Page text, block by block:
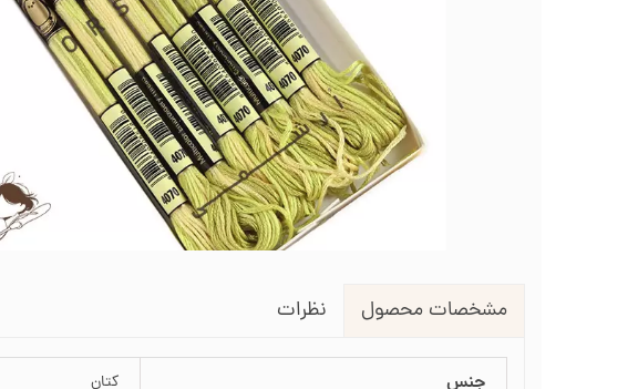
لوازم انتقال طرح روی پارچه
طرح خام نیدل پانچ
طرح گلدوزی
جعبه نظم دهنده
جاسوزنی و نگهدارنده سوزن
زیورآلات گلدوزی
قیچی شماره دوزی
جعبه نظم دهنده
جاسوزنی
مشخصات محصول نظرات
کتان